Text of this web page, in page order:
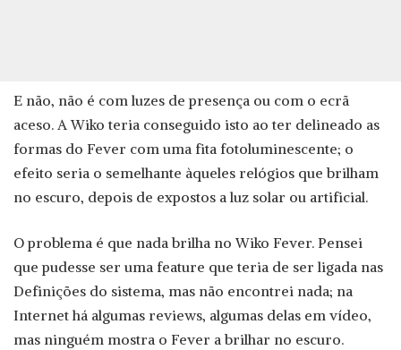
E não, não é com luzes de presença ou com o ecrã
aceso. A Wiko teria conseguido isto ao ter delineado as
formas do Fever com uma fita fotoluminescente; o
efeito seria o semelhante àqueles relógios que brilham
no escuro, depois de expostos a luz solar ou artificial.
O problema é que nada brilha no Wiko Fever. Pensei
que pudesse ser uma feature que teria de ser ligada nas
Definições do sistema, mas não encontrei nada; na
Internet há algumas reviews, algumas delas em vídeo,
mas ninguém mostra o Fever a brilhar no escuro.